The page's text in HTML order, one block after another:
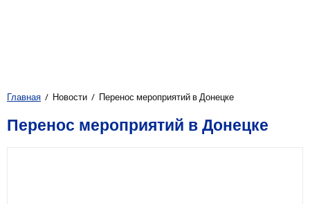
Главная Новости Перенос мероприятий в Донецке
Перенос мероприятий в Донецке